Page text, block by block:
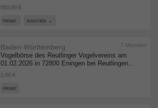
500,00 €
PRIVAT JUNGTIER
Vogelbörse des Reutlinger Vogelvereins am
01.02.2026 in 72800 Eningen bei Reutlingen,
Vogelbörse - unbekannt
Baden-Württemberg
1,00 €
7 Monaten
PRIVAT